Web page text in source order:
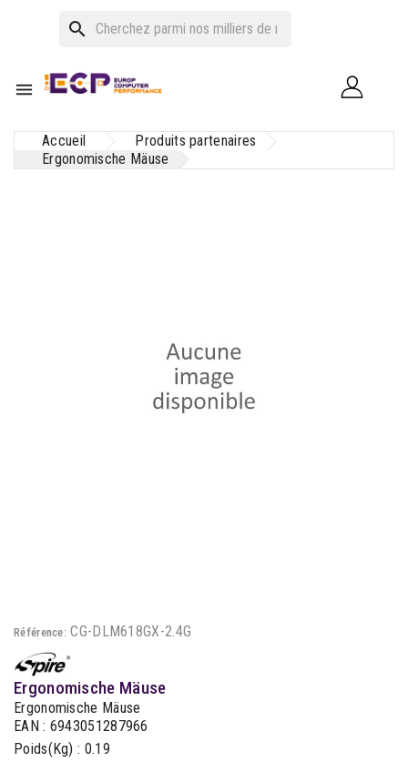
search

Accueil
Produits partenaires
Ergonomische Mäuse
Référence: CG-DLM618GX-2.4G
Ergonomische Mäuse
Ergonomische Mäuse
EAN : 6943051287966
Poids(Kg) : 0.19